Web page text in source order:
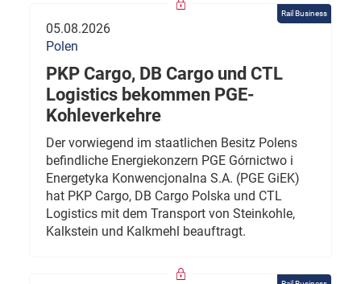
Rail Business
05.08.2026
Polen
PKP Cargo, DB Cargo und CTL
Logistics bekommen PGE-
Kohleverkehre
Der vorwiegend im staatlichen Besitz Polens
befindliche Energiekonzern PGE Górnictwo i
Energetyka Konwencjonalna S.A. (PGE GiEK)
hat PKP Cargo, DB Cargo Polska und CTL
Logistics mit dem Transport von Steinkohle,
Kalkstein und Kalkmehl beauftragt.